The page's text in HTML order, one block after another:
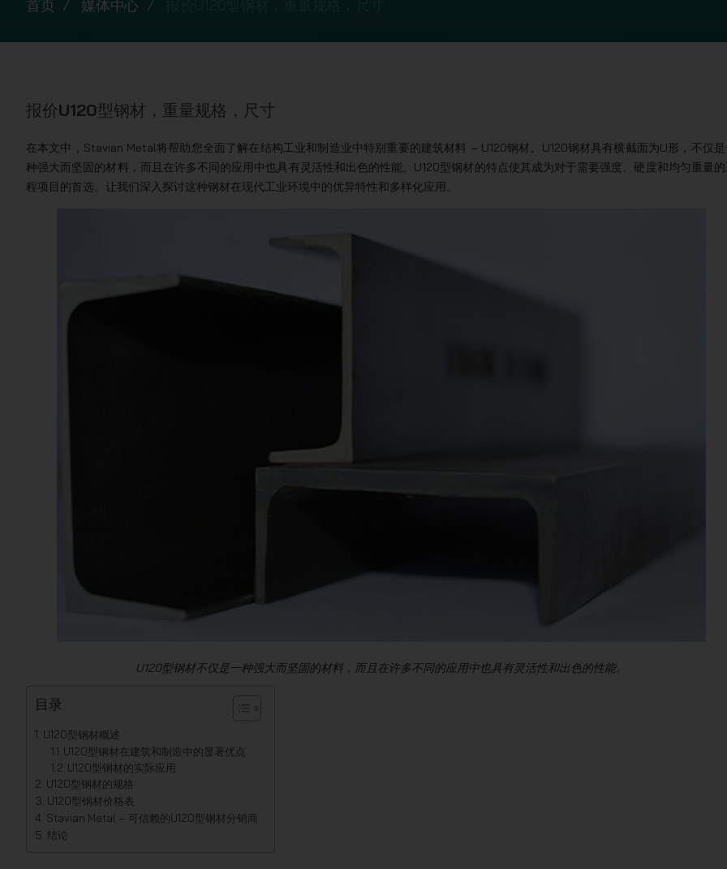
首页 媒体中心
报价U120型钢材，重量规格，尺寸
在本文中，Stavian Metal将帮助您全面了解在结构工业和制造业中特别重要的建筑材料 – U120钢材。U120钢材具有横截面为U形，不仅
种强大而坚固的材料，而且在许多不同的应用中也具有灵活性和出色的性能。U120型钢材的特点使其成为对于需要强度、硬度和均匀重量
程项目的首选。让我们深入探讨这种钢材在现代工业环境中的优异特性和多样化应用。
U120型钢材不仅是一种强大而坚固的材料，而且在许多不同的应用中也具有灵活性和出色的性能。
目录
U120型钢材概述
U120型钢材在建筑和制造中的显著优点
U120型钢材的实际应用
U120型钢材的规格
U120型钢材价格表
Stavian Metal – 可信赖的U120型钢材分销商
结论